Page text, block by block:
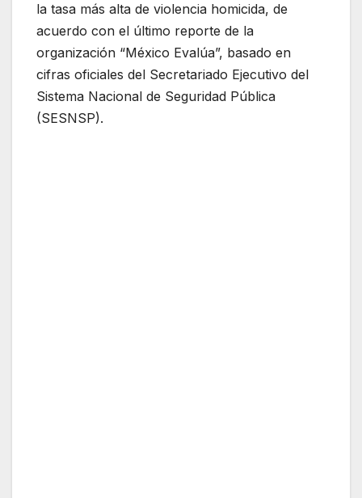
la tasa más alta de violencia homicida, de
acuerdo con el último reporte de la
organización “México Evalúa”, basado en
cifras oficiales del Secretariado Ejecutivo del
Sistema Nacional de Seguridad Pública
(SESNSP).